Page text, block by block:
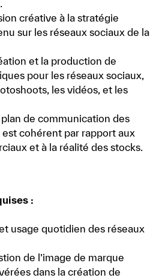
créative à la stratégie
sur les réseaux sociaux de la
et la production de
pour les réseaux sociaux,
les vidéos, et les
plan de communication des
est cohérent par rapport aux
et à la réalité des stocks.
:
usage quotidien des réseaux
de l’image de marque
dans la création de